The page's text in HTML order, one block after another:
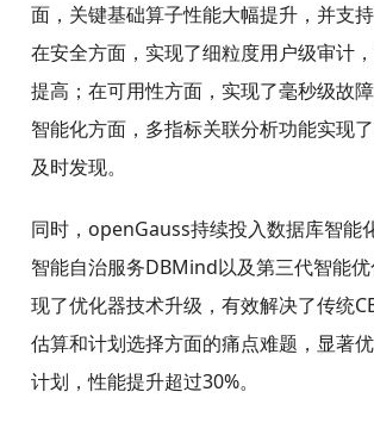
面，关键基础算子性能大幅提升，并支
在安全方面，实现了细粒度用户级审计
提高；在可用性方面，实现了毫秒级故
智能化方面，多指标关联分析功能实现
及时发现。
同时，openGauss持续投入数据库智能
智能自治服务DBMind以及第三代智能
现了优化器技术升级，有效解决了传统
估算和计划选择方面的痛点难题，显著
计划，性能提升超过30%。